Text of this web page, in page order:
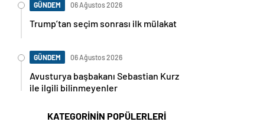
GÜNDEM 06 Ağustos 2026
Trump’tan seçim sonrası ilk mülakat
GÜNDEM 06 Ağustos 2026
Avusturya başbakanı Sebastian Kurz
ile ilgili bilinmeyenler
KATEGORİNİN POPÜLERLERİ